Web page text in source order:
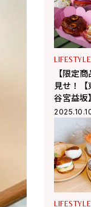
LIFESTYLE
【限定
見せ！
谷宮益坂
イムドー
donut？
プン！
ポ】
LIFESTYLE